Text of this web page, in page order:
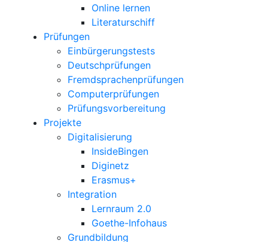
Online lernen
Literaturschiff
Prüfungen
Einbürgerungstests
Deutschprüfungen
Fremdsprachenprüfungen
Computerprüfungen
Prüfungsvorbereitung
Projekte
Digitalisierung
InsideBingen
Diginetz
Erasmus+
Integration
Lernraum 2.0
Goethe-Infohaus
Grundbildung